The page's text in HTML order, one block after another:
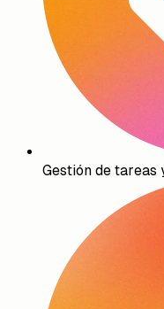
Gestión de tareas